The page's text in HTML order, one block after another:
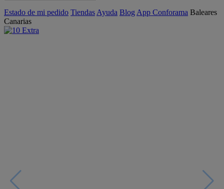
Estado de mi pedido Tiendas Ayuda Blog App Conforama Baleares
Canarias